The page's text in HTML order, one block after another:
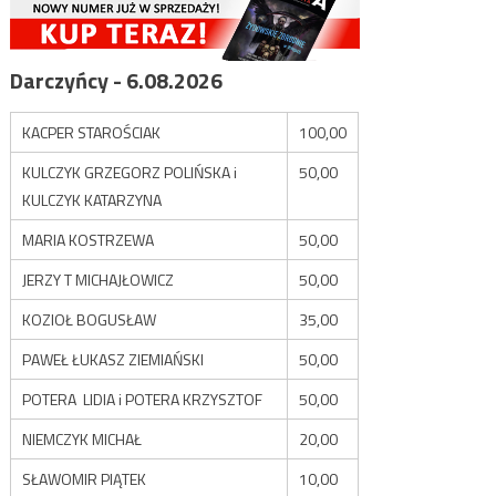
Darczyńcy - 6.08.2026
KACPER STAROŚCIAK
100,00
KULCZYK GRZEGORZ POLIŃSKA i
KULCZYK KATARZYNA
50,00
MARIA KOSTRZEWA
50,00
JERZY T MICHAJŁOWICZ
50,00
KOZIOŁ BOGUSŁAW
35,00
PAWEŁ ŁUKASZ ZIEMIAŃSKI
50,00
POTERA LIDIA i POTERA KRZYSZTOF
50,00
NIEMCZYK MICHAŁ
20,00
SŁAWOMIR PIĄTEK
10,00